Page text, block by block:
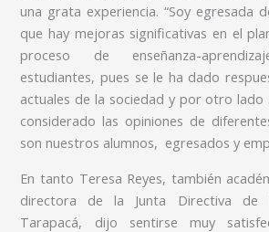
una grata experiencia. “Soy egresada
que hay mejoras significativas en el
proceso de enseñanza-
estudiantes, pues se le ha dado
actuales de la sociedad y por otro lado
considerado las opiniones de
son nuestros alumnos, egresados y
En tanto Teresa Reyes, también
directora de la Junta Directiva de
Tarapacá, dijo sentirse muy